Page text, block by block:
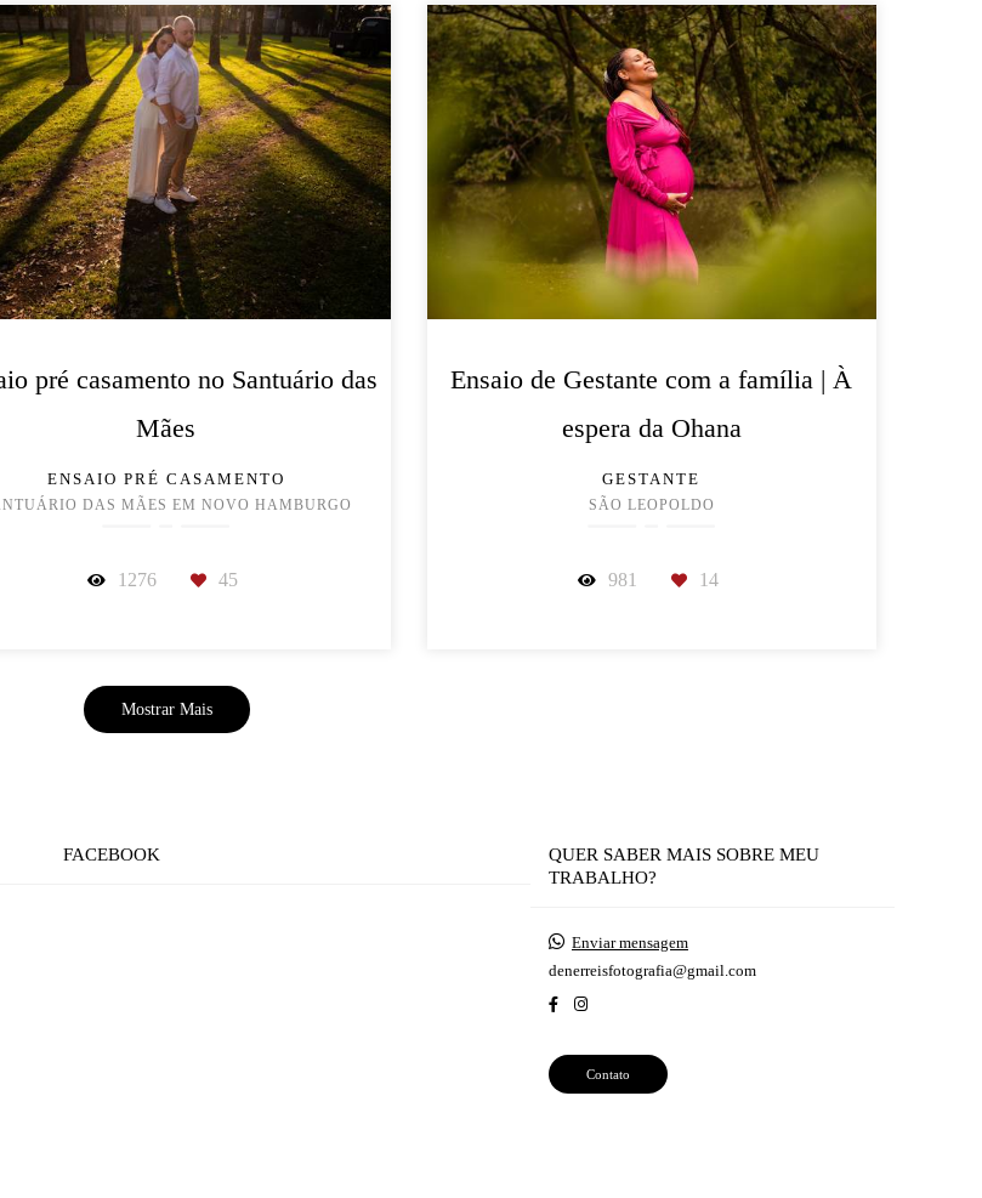
pré casamento no Santuário das
Mães
ENSAIO PRÉ CASAMENTO
DAS MÃES EM NOVO HAMBURGO
1276 45
Ensaio de Gestante com a família | À
espera da Ohana
GESTANTE
SÃO LEOPOLDO
981 14
Mostrar Mais
FACEBOOK
QUER SABER MAIS SOBRE MEU
TRABALHO?
Enviar mensagem
denerreisfotografia@gmail.com
Contato